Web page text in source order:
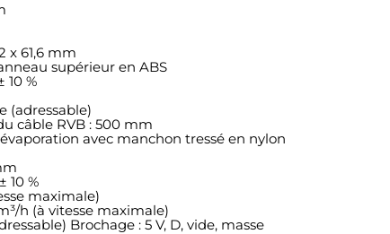
x 61,6 mm
supérieur en ABS
10 %
(adressable)
câble RVB : 500 mm
avec manchon tressé en nylon
10 %
maximale)
h (à vitesse maximale)
Brochage : 5 V, D, vide, masse